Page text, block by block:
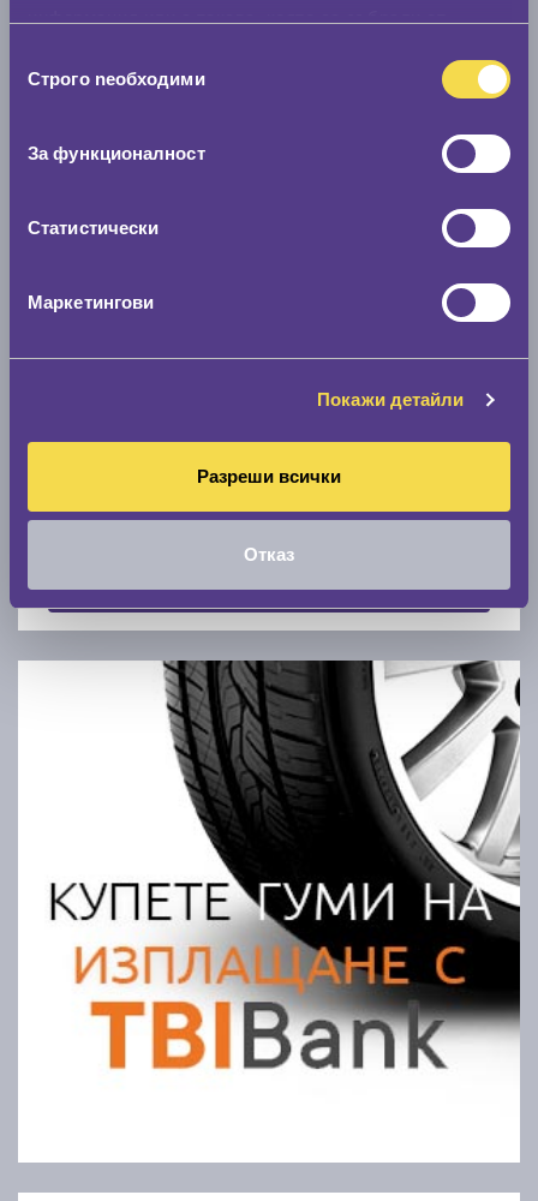
наСтрого nеобходими
За функционалност
Статистически
Маркетингови
Покажи детайли
Разреши всички
Отказ
0 мм.
Скоростомер при 100
Покажи гуми